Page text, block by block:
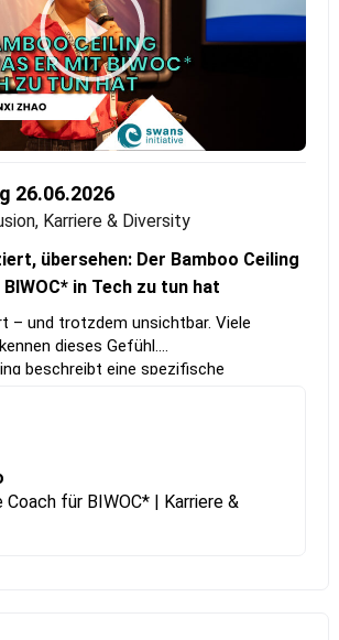
26.06.2026
Karriere & Diversity
übersehen: Der Bamboo Ceiling
in Tech zu tun hat
– und trotzdem unsichtbar. Viele
dieses Gefühl.
beschreibt eine spezifische
abhält, trotz Top-Leistung und
Frauen* kommt die
als zusätzliche Schicht dazu, die
oder Aussehen multipliziert.
du, was hinter diesem
steckt und was die Daten sagen.
für BIWOC* | Karriere &